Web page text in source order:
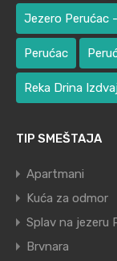
Jezero Perućac
Perućac
Reka Drina
TIP SMEŠTAJA
Apartmani
Kuća za odmor
Splav na jezeru
Brvnara